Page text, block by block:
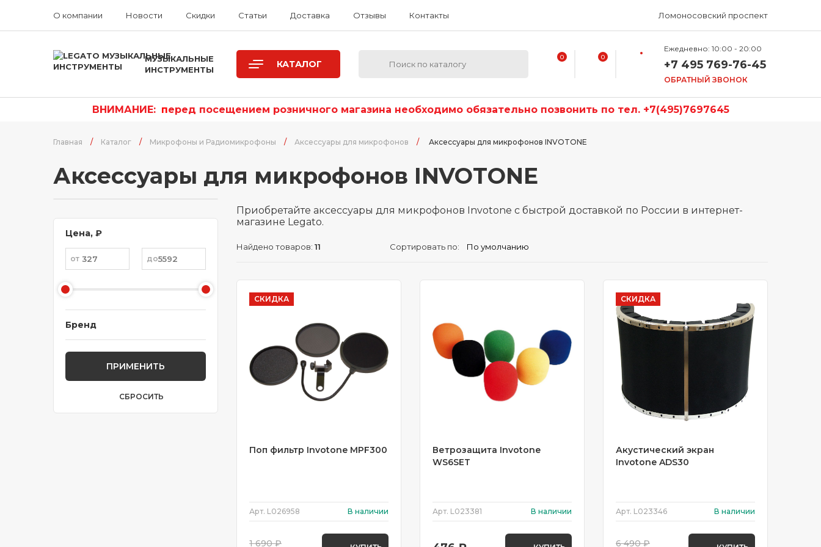
О компании Новости Скидки Статьи Доставка Отзывы Контакты Ломоносовский проспект
МУЗЫКАЛЬНЫЕ
ИНСТРУМЕНТЫ
КАТАЛОГ
0 0
Ежедневно: 10:00 - 20:00
+7 495 769-76-45
ОБРАТНЫЙ ЗВОНОК
ВНИМАНИЕ: перед посещением розничного магазина необходимо обязательно позвонить по тел. +7(495)7697645
Главная / Каталог / Микрофоны и Радиомикрофоны / Аксессуары для микрофонов / Аксессуары для микрофонов INVOTONE
Аксессуары для микрофонов INVOTONE
Цена, ₽
Бренд
ПРИМЕНИТЬ
СБРОСИТЬ
Приобретайте аксессуары для микрофонов Invotone с быстрой доставкой по России в интернет-
магазине Legato.
Найдено товаров: 11 Сортировать по:
СКИДКА
Поп фильтр Invotone MPF300
Арт. L026958 В наличии
1 690 ₽
Ветрозащита Invotone
WS6SET
Арт. L023381 В наличии
СКИДКА
Акустический экран
Invotone ADS30
Арт. L023346 В наличии
6 490 ₽